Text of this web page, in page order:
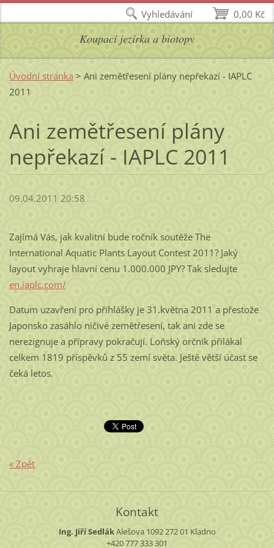
Koupací jezírka a biotopy
Úvodní stránka > Ani zemětřesení plány nepřekazí - IAPLC
2011
Ani zemětřesení plány
nepřekazí - IAPLC 2011
09.04.2011 20:58
Zajímá Vás, jak kvalitní bude ročník soutěže The
International Aquatic Plants Layout Contest 2011? Jaký
layout vyhraje hlavní cenu 1.000.000 JPY? Tak sledujte
en.iaplc.com/
Datum uzavření pro přihlášky je 31.května 2011 a přestože
Japonsko zasáhlo ničivé zemětřesení, tak ani zde se
nerezignuje a přípravy pokračují. Loňský orčník přilákal
celkem 1819 příspěvků z 55 zemí světa. Ještě větší účast se
čeká letos.
« Zpět
Kontakt
Ing. Jiří SedlákAlešova 1092272 01 Kladno
+420 777 333 301
0,00 Kč
Vyhledávání